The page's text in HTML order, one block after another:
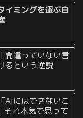
イミングを選ぶ自
間違っていない言
るという逆説
AIにはできないこ
それ本気で思って